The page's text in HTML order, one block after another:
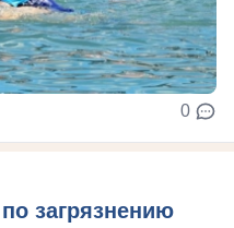
0
загрязнению